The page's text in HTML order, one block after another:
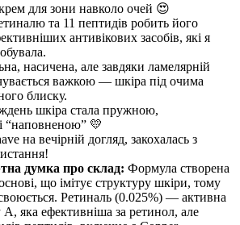
вашій шкірі.
раніше не користувалися ретинолом, краще
його застосування, щоб шкіра
Перший і другий тиждень використовуйте
збільшуйте його в наступні тижні.
​​шкіри у вас може виникнути почервоніння
під час першого використання. Однак це
відновлення шкіри.
використовувати щедру кількість
крему. Оскільки ретинол чутливий до
рекомендується використовувати продукт
його вдень, завжди
для зони навколо очей 😍
та 11 пептидів робить його
антивікових засобів, які я
насичена, але завдяки ламелярній
важкою — шкіра під очима
блиску.
шкіра стала пружною,
“наповненою” 💛
на вечірній догляд, закохалась з
думка про склад: Формула створена
що імітує структуру шкіри, тому
Ретиналь (0.025%) — активна
А, яка ефективніша за ретинол, але